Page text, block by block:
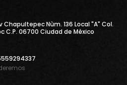
Chapultepec Nùm. 136 Local "A" Col.
C.P. 06700 Ciudad de Mèxico